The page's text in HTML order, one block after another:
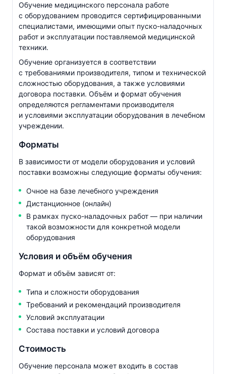
Обучение медицинского персонала работе
с оборудованием проводится сертифицированными
специалистами, имеющими опыт пуско-наладочных
работ и эксплуатации поставляемой медицинской
техники.
Обучение организуется в соответствии
с требованиями производителя, типом и технической
сложностью оборудования, а также условиями
договора поставки. Объём и формат обучения
определяются регламентами производителя
и условиями эксплуатации оборудования в лечебном
учреждении.
Форматы
В зависимости от модели оборудования и условий
поставки возможны следующие форматы обучения:
Очное на базе лечебного учреждения
Дистанционное (онлайн)
В рамках пуско-наладочных работ — при наличии
такой возможности для конкретной модели
оборудования
Условия и объём обучения
Формат и объём зависят от:
Типа и сложности оборудования
Требований и рекомендаций производителя
Условий эксплуатации
Состава поставки и условий договора
Стоимость
Обучение персонала может входить в состав